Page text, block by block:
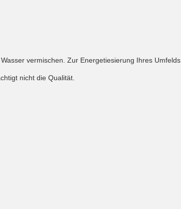
vermischen. Zur Energetiesierung Ihres Umfelds.
nicht die Qualität.